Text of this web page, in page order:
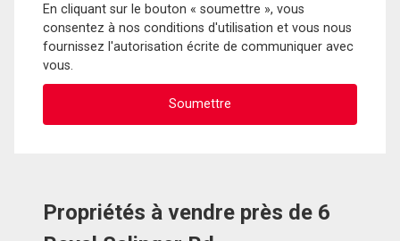
En cliquant sur le bouton « soumettre », vous
consentez à nos conditions d'utilisation et vous nous
fournissez l'autorisation écrite de communiquer avec
vous.
Propriétés à vendre près de 6